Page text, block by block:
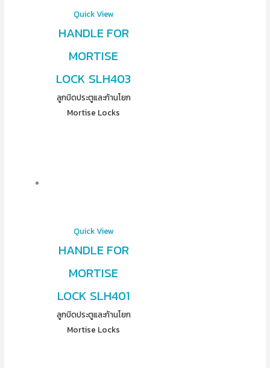
Quick View
HANDLE FOR
MORTISE
LOCK SLH403
ลูกบิดประตูและก้านโยก
Mortise Locks
Quick View
HANDLE FOR
MORTISE
LOCK SLH401
ลูกบิดประตูและก้านโยก
Mortise Locks